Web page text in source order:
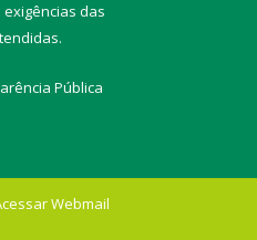
das
Pública
Webmail